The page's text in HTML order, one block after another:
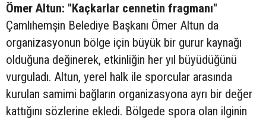
Ömer Altun: "Kaçkarlar cennetin fragmanı"
Çamlıhemşin Belediye Başkanı Ömer Altun da
organizasyonun bölge için büyük bir gurur kaynağı
olduğuna değinerek, etkinliğin her yıl büyüdüğünü
vurguladı. Altun, yerel halk ile sporcular arasında
kurulan samimi bağların organizasyona ayrı bir değer
kattığını sözlerine ekledi. Bölgede spora olan ilginin